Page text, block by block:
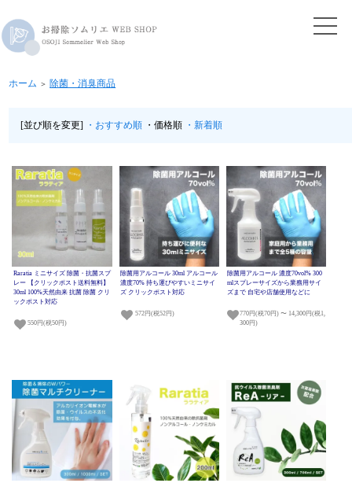
ホーム ＞ 除菌・消臭商品
[並び順を変更] ・おすすめ順 ・価格順 ・新着順
Raratia ミニサイズ 除菌・抗菌スプ
レー 【クリックポスト送料無料】
30ml 100%天然由来 抗菌 除菌 クリ
ックポスト対応
550円(税50円)
除菌用アルコール 30ml アルコール
濃度70% 持ち運びやすいミニサイ
ズ クリックポスト対応
572円(税52円)
除菌用アルコール 濃度70vol% 300
mlスプレーサイズから業務用サイ
ズまで 自宅や店舗使用などに
770円(税70円) 〜 14,300円(税1,
300円)